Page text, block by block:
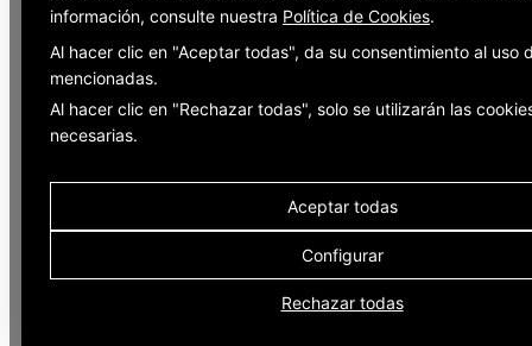
información, consulte nuestra Política de Cookies.
Al hacer clic en "Aceptar todas", da su consentimiento al uso
mencionadas.
Al hacer clic en "Rechazar todas", solo se utilizarán las
necesarias.
Aceptar todas
Configurar
Rechazar todas